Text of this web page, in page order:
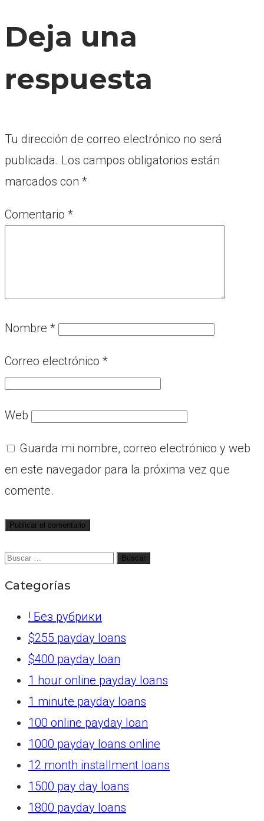
entradas
Deja una
respuesta
Tu dirección de correo electrónico no será
publicada. Los campos obligatorios están
marcados con *
Comentario *
Nombre *
Correo electrónico *
Web
Guarda mi nombre, correo electrónico y web
en este navegador para la próxima vez que
comente.
Buscar:
Categorías
! Без рубрики
$255 payday loans
$400 payday loan
1 hour online payday loans
1 minute payday loans
100 online payday loan
1000 payday loans online
12 month installment loans
1500 pay day loans
1800 payday loans